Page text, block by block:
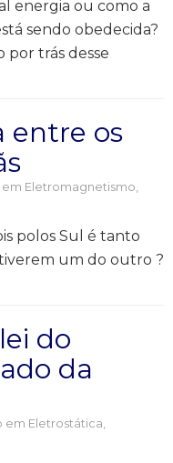
energia ou como a
sendo obedecida?
por trás desse
entre os
em Eletromagnetismo,
polos Sul é tanto
um do outro ?
do
da
em Eletrostática,